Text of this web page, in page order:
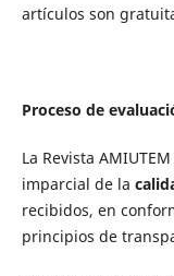
artículos son
Proceso de
La Revista
imparcial de la
recibidos, en
principios de